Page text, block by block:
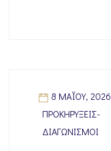
8 ΜΑΪ́ΟΥ, 2026
ΠΡΟΚΗΡΎΞΕΙΣ-
ΔΙΑΓΩΝΙΣΜΟΊ